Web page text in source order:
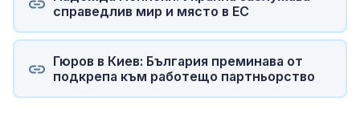
справедлив мир и място в ЕС
Гюров в Киев: България преминава от
подкрепа към работещо партньорство